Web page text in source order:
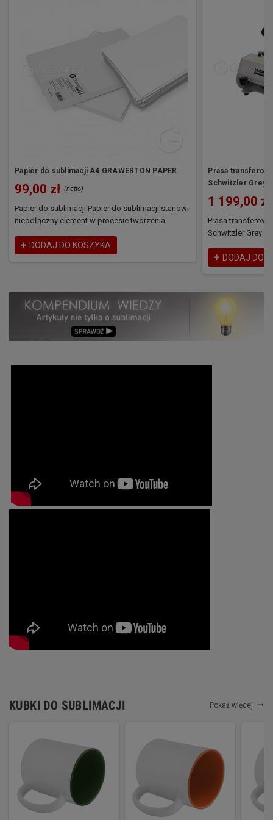
Papier do sublimacji A4 GRAWERTON PAPER
99,00 zł (netto)
Papier do sublimacji Papier do sublimacji stanowi
nieodłączny element w procesie tworzenia
uniwersalny papier dedykowany technologii
sublimacji, stworzony z myślą o osiągnięciu
idealny do precyzyjnego i wszechstronnego
wykonywania nadruków sublimacyjnych.
Podstawowe dane: FORMAT: A4 OPAKOWANIE:
100 arkuszy GRAMATURA: 120 g/m2
Szczegółowe dane techniczne i parametry
DODAJ DO KOSZYKA
Prasa
Schwitzler Grey
1 199,00 zł
Prasa
Schwitzler Grey
zaprojektowana
użytkowników.
posiada dwie
kubków o
wąską. Nadruki
Grey DUAL
Podstawowe
DODAJ DO
KUBKI DO SUBLIMACJI Pokaż więcej trending_flat